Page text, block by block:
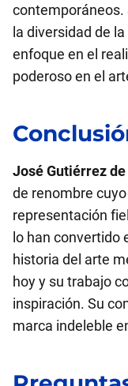
contemporáneos.
la diversidad de
enfoque en el
poderoso en el
José Gutiérrez
de renombre
representación
lo han convertido
historia del arte
hoy y su trabajo
inspiración. Su
marca indeleble